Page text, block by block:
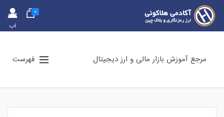
حس
اب
0
مرجع آموزش بازار مالی و ارز دیجیتال فهرست